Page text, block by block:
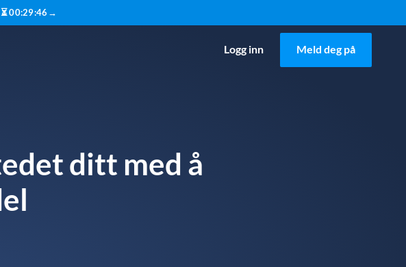
⏳00:29:46 →
Logg inn Meld deg på
ditt med å